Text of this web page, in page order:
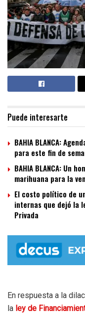
Puede interesarte
BAHIA BLANCA:
para este fin de
BAHIA BLANCA: Un
marihuana para la
El costo político de
internas que dejó la
Privada
En respuesta a la
la ley de